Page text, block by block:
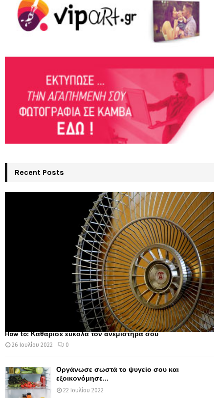
Recent Posts
How to: Καθάρισε εύκολα τον ανεμιστήρα σου
26 Ιουλίου 2022 0
Οργάνωσε σωστά το ψυγείο σου και
εξοικονόμησε...
22 Ιουλίου 2022